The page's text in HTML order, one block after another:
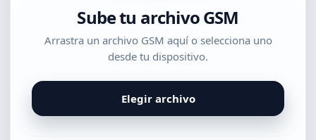
Sube tu archivo GSM
Arrastra un archivo GSM aquí o selecciona uno
desde tu dispositivo.
Elegir archivo